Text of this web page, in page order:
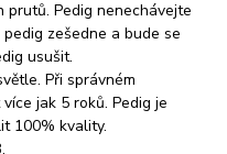
Pedig nenechávejte
zešedne a bude se
usušit.
Při správném
jak 5 roků. Pedig je
100% kvality.